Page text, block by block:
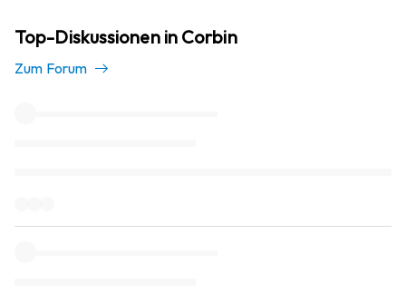
Top-Diskussionen in Corbin
Zum Forum